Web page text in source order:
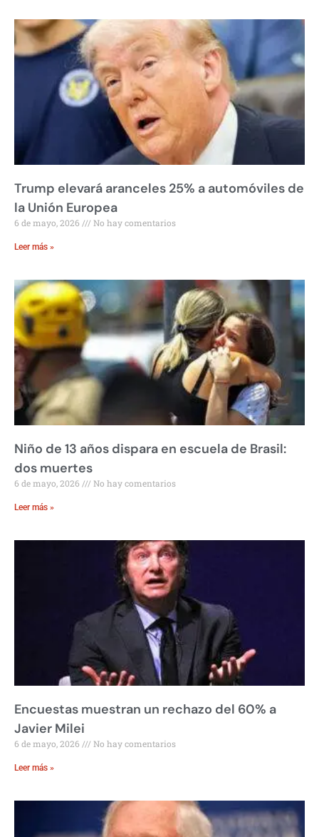
Trump elevará aranceles 25% a automóviles de
la Unión Europea
6 de mayo, 2026 No hay comentarios
Leer más »
Niño de 13 años dispara en escuela de Brasil:
dos muertes
6 de mayo, 2026 No hay comentarios
Leer más »
Encuestas muestran un rechazo del 60% a
Javier Milei
6 de mayo, 2026 No hay comentarios
Leer más »